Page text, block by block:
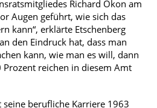
Richard Okon am
Augen geführt, wie sich das
kann“, erklärte Etschenberg
den Eindruck hat, dass man
kann, wie man es will, dann
reichen in diesem Amt
seine berufliche Karriere 1963